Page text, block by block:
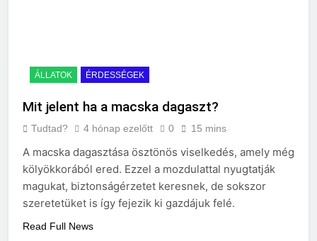
ÁLLATOK ÉRDESSÉGEK
Mit jelent ha a macska dagaszt?
Tudtad? 4 hónap ezelőtt 0 15 mins
A macska dagasztása ösztönös viselkedés, amely még
kölyökkorából ered. Ezzel a mozdulattal nyugtatják
magukat, biztonságérzetet keresnek, de sokszor
szeretetüket is így fejezik ki gazdájuk felé.
Read Full News